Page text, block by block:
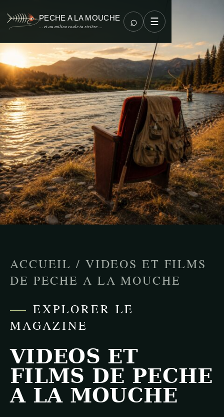
PECHE A LA MOUCHE
… et au milieu coule ta rivière … ⌕ ☰
ACCUEIL / VIDEOS ET FILMS
DE PECHE A LA MOUCHE
EXPLORER LE
MAGAZINE
VIDEOS ET
FILMS DE PECHE
A LA MOUCHE